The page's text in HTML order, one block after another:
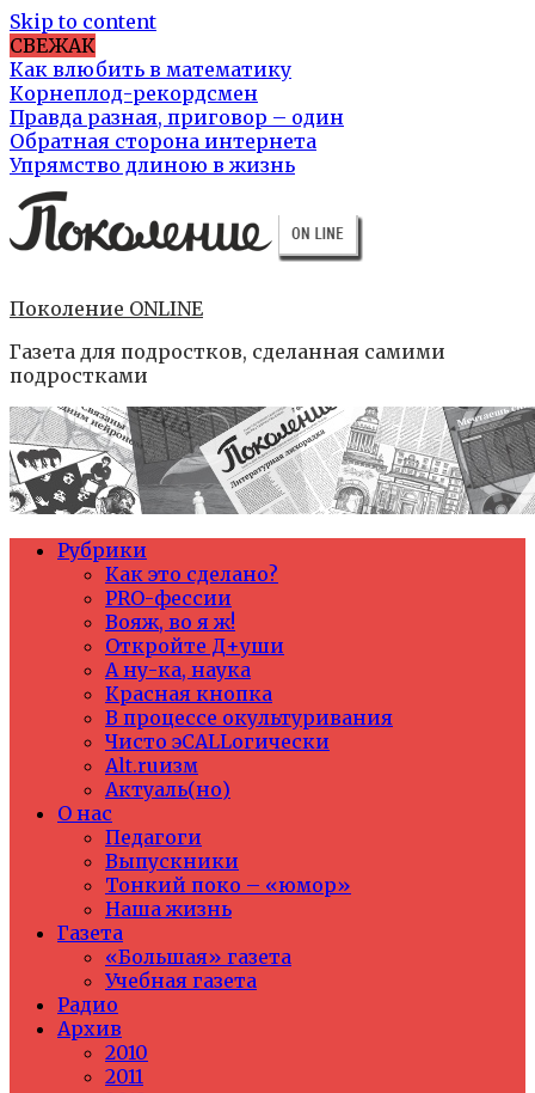
Skip to content
СВЕЖАК
Как влюбить в математику
Корнеплод-рекордсмен
Правда разная, приговор – один
Обратная сторона интернета
Упрямство длиною в жизнь
Поколение ONLINE
Газета для подростков, сделанная самими
подростками
Рубрики
Как это сделано?
PRO-фессии
Вояж, во я ж!
Откройте Д+уши
А ну-ка, наука
Красная кнопка
В процессе окультуривания
Чисто эCALLогически
Alt.ruизм
Актуаль(но)
О нас
Педагоги
Выпускники
Тонкий поко – «юмор»
Наша жизнь
Газета
«Большая» газета
Учебная газета
Радио
Архив
2010
2011